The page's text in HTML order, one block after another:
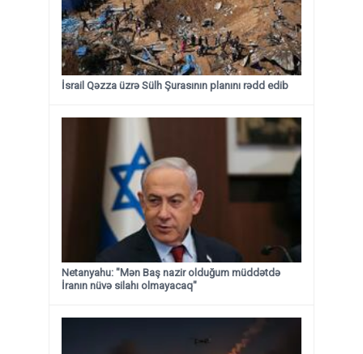
İsrail Qəzza üzrə Sülh Şurasının planını rədd edib
Netanyahu: "Mən Baş nazir olduğum müddətdə
İranın nüvə silahı olmayacaq"